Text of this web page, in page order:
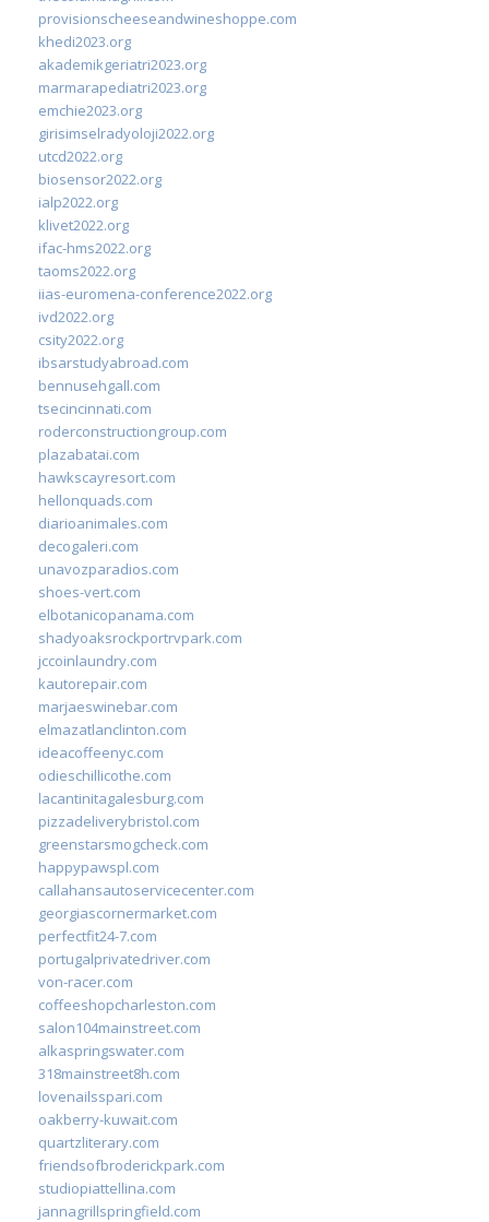
provisionscheeseandwineshoppe.com
khedi2023.org
akademikgeriatri2023.org
marmarapediatri2023.org
emchie2023.org
girisimselradyoloji2022.org
utcd2022.org
biosensor2022.org
ialp2022.org
klivet2022.org
ifac-hms2022.org
taoms2022.org
iias-euromena-conference2022.org
ivd2022.org
csity2022.org
ibsarstudyabroad.com
bennusehgall.com
tsecincinnati.com
roderconstructiongroup.com
plazabatai.com
hawkscayresort.com
hellonquads.com
diarioanimales.com
decogaleri.com
unavozparadios.com
shoes-vert.com
elbotanicopanama.com
shadyoaksrockportrvpark.com
jccoinlaundry.com
kautorepair.com
marjaeswinebar.com
elmazatlanclinton.com
ideacoffeenyc.com
odieschillicothe.com
lacantinitagalesburg.com
pizzadeliverybristol.com
greenstarsmogcheck.com
happypawspl.com
callahansautoservicecenter.com
georgiascornermarket.com
perfectfit24-7.com
portugalprivatedriver.com
von-racer.com
coffeeshopcharleston.com
salon104mainstreet.com
alkaspringswater.com
318mainstreet8h.com
lovenailsspari.com
oakberry-kuwait.com
quartzliterary.com
friendsofbroderickpark.com
studiopiattellina.com
jannagrillspringfield.com